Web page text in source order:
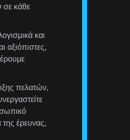
σε κάθε
και
αξιόπιστες,
πελατών,
έρευνας,